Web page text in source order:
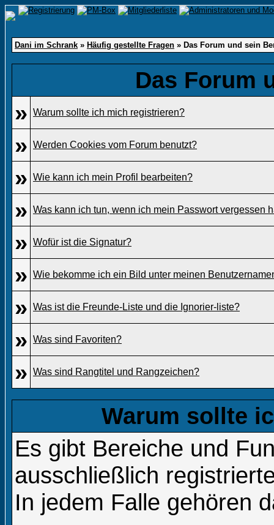
Dani im Schrank » Häufig gestellte Fragen » Das Forum und sein
Das Forum
» Warum sollte ich mich registrieren?
» Werden Cookies vom Forum benutzt?
» Wie kann ich mein Profil bearbeiten?
» Was kann ich tun, wenn ich mein Passwort vergessen
» Wofür ist die Signatur?
» Wie bekomme ich ein Bild unter meinen
» Was ist die Freunde-Liste und die Ignorier-liste?
» Was sind Favoriten?
» Was sind Rangtitel und Rangzeichen?
Warum sollte
Es gibt Bereiche und
ausschließlich
In jedem Falle gehören